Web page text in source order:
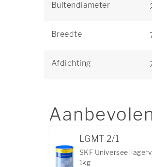
Buitendiameter
Breedte
Afdichting
LGMT 2/1
SKF Universeel
1kg